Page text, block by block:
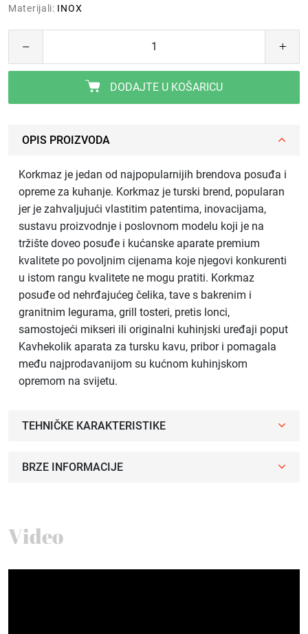
Materijali: INOX
DODAJTE U KOŠARICU
OPIS PROIZVODA
Korkmaz je jedan od najpopularnijih brendova posuđa i
opreme za kuhanje. Korkmaz je turski brend, popularan
jer je zahvaljujući vlastitim patentima, inovacijama,
sustavu proizvodnje i poslovnom modelu koji je na
tržište doveo posuđe i kućanske aparate premium
kvalitete po povoljnim cijenama koje njegovi konkurenti
u istom rangu kvalitete ne mogu pratiti. Korkmaz
posuđe od nehrđajućeg čelika, tave s bakrenim i
granitnim legurama, grill tosteri, pretis lonci,
samostojeći mikseri ili originalni kuhinjski uređaji poput
Kavhekolik aparata za tursku kavu, pribor i pomagala
među najprodavanijom su kućnom kuhinjskom
opremom na svijetu.
TEHNIČKE KARAKTERISTIKE
BRZE INFORMACIJE
Video